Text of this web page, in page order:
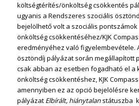
költségtérítés/önköltség csökkentés
ugyanis a Rendszeres szociális
bejelölhető volt a szociális
önköltség csökkentéséhez/KJK
eredményéhez való figyelembevétele.
ösztöndíj pályázat során megállapított
csak abban az esetben fogadható el a
önköltség csökkentéshez, KJK
amennyiben ez az opció bejelölésre
pályázat Elbírált, hiánytalanstátuszba